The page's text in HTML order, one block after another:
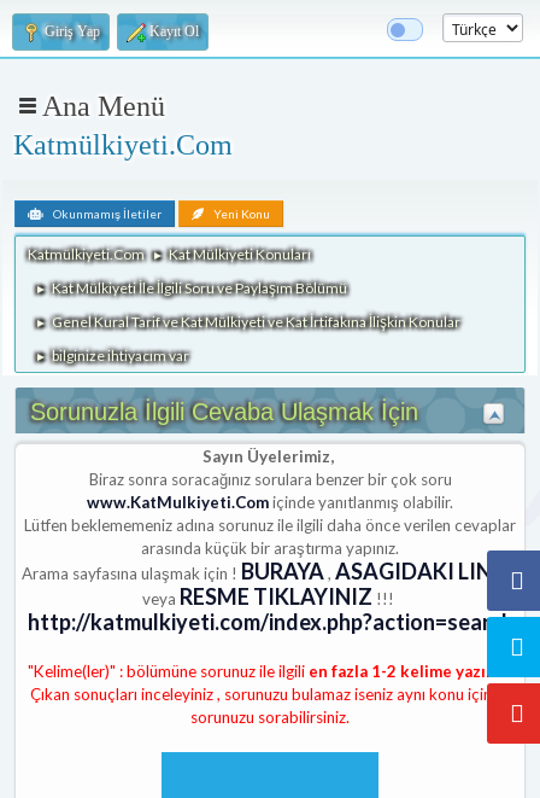
Giriş Yap Kayıt Ol
Ana Menü
Katmülkiyeti.Com
Okunmamış İletiler Yeni Konu
Katmülkiyeti.Com ► Kat Mülkiyeti Konuları
► Kat Mülkiyeti İle İlgili Soru ve Paylaşım Bölümü
► Genel Kural Tarif ve Kat Mülkiyeti ve Kat İrtifakına İlişkin Konular
► bilginize ihtiyacım var
Sorunuzla İlgili Cevaba Ulaşmak İçin
Sayın Üyelerimiz,
Biraz sonra soracağınız sorulara benzer bir çok soru
www.KatMulkiyeti.Comiçinde yanıtlanmış olabilir.
Lütfen beklememeniz adına sorunuz ile ilgili daha önce verilen cevaplar
arasında küçük bir araştırma yapınız.
Arama sayfasına ulaşmak için ! BURAYA, ASAGIDAKI LINKE
veya RESME TIKLAYINIZ !!!
http://katmulkiyeti.com/index.php?action=search
"Kelime(ler)" : bölümüne sorunuz ile ilgili en fazla 1-2 kelime yazınız
Çıkan sonuçları inceleyiniz , sorunuzu bulamaz iseniz aynı konu içinde
sorunuzu sorabilirsiniz.